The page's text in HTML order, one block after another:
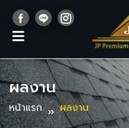
ผลงาน
หน้าแรก ผลงาน